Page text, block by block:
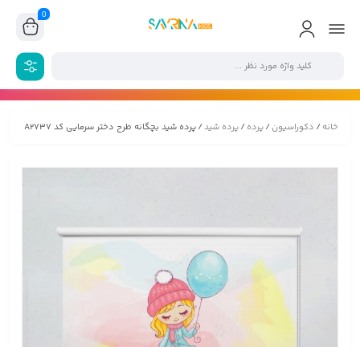
0
خانه/ دکوراسیون/پرده/پرده شید/ پرده شید بچگانه طرح دختر سرمایی کد A2737